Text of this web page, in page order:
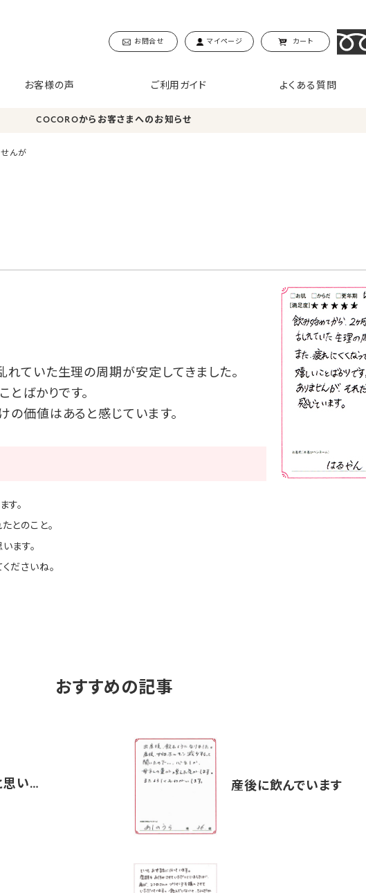
お問合せ マイページ カート
お客様の声 ご利用ガイド よくある質問
COCOROからお客さまへのお知らせ
せんが
れていた生理の周期が安定してきました。
とばかりです。
の価値はあると感じています。
す。
とのこと。
ます。
ださいね。
おすすめの記事
思い… 産後に飲んでいます